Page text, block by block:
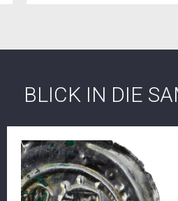
BLICK IN DIE